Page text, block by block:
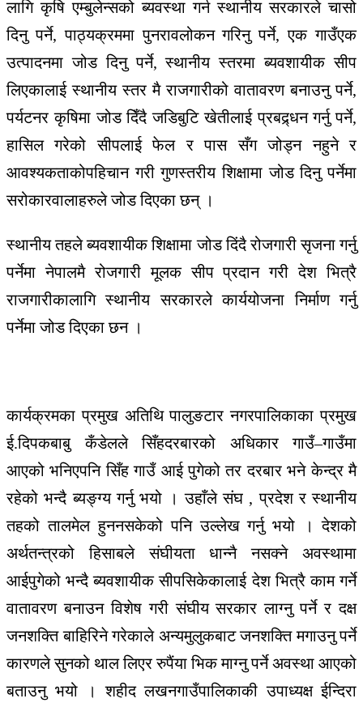
लागि कृषि एम्बुलेन्सको ब्यवस्था गर्न स्थानीय सरकारले चासो
दिनु पर्ने,पाठ्यक्रममा पुनरावलोकन गरिनु पर्ने,एक गाउँएक
उत्पादनमा जोड दिनु पर्ने,स्थानीय स्तरमा ब्यवशायीक सीप
लिएकालाई स्थानीय स्तर मै राजगारीको वातावरण बनाउनु पर्ने,
पर्यटनर कृषिमा जोड दिँदै जडिबुटि खेतीलाई प्रबद्र्धन गर्नु पर्ने,
हासिल
गरेको सीपलाई फेल र पास सँग जोड्न नहुने
र
आवश्यकताकोपहिचान गरी गुणस्तरीय शिक्षामा जोड दिनु पर्नेमा
सरोकारवालाहरुले जोड दिएका छन् ।
स्थानीय तहले ब्यवशायीक शिक्षामा जोड दिंदै रोजगारी सृजना गर्नु
पर्नेमा नेपालमै रोजगारी मूलक सीप प्रदान गरी देश भित्रै
राजगारीकालागि स्थानीय सरकारले कार्ययोजना निर्माण गर्नु
पर्नेमा जोड दिएका छन ।
कार्यक्रमका प्रमुख अतिथि पालुङटार नगरपालिकाका प्रमुख
ई.दिपकबाबु कँडेलले सिँहदरबारको अधिकार गाउँ–गाउँमा
आएको भनिएपनि सिँह गाउँ आई पुगेको तर दरबार भने केन्द्र मै
रहेको भन्दै ब्यङ्ग्य गर्नु भयो । उहाँले संघ,प्रदेश र स्थानीय
तहको तालमेल हुननसकेको पनि उल्लेख गर्नु भयो ।
देशको
अर्थतन्त्रको
हिसाबले संघीयता धान्नै नसक्ने
अवस्थामा
आईपुगेको भन्दै ब्यवशायीक सीपसिकेकालाई देश भित्रै काम गर्ने
वातावरण बनाउन विशेष गरी संघीय सरकार लाग्नु पर्ने र दक्ष
जनशक्ति बाहिरिने गरेकाले अन्यमुलुकबाट जनशक्ति मगाउनु पर्ने
कारणले सुनको थाल लिएर रुपैंया भिक माग्नु पर्ने अवस्था आएको
बताउनु भयो । शहीद लखनगाउँपालिकाकी उपाध्यक्ष ईन्दिरा